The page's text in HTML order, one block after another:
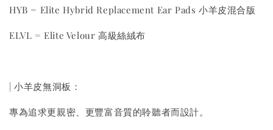
HYB = Elite Hybrid Replacement Ear Pads 小羊皮混合版
ELVL = Elite Velour 高級絲絨布
| 小羊皮無洞板：
專為追求更親密、更豐富音質的聆聽者而設計。